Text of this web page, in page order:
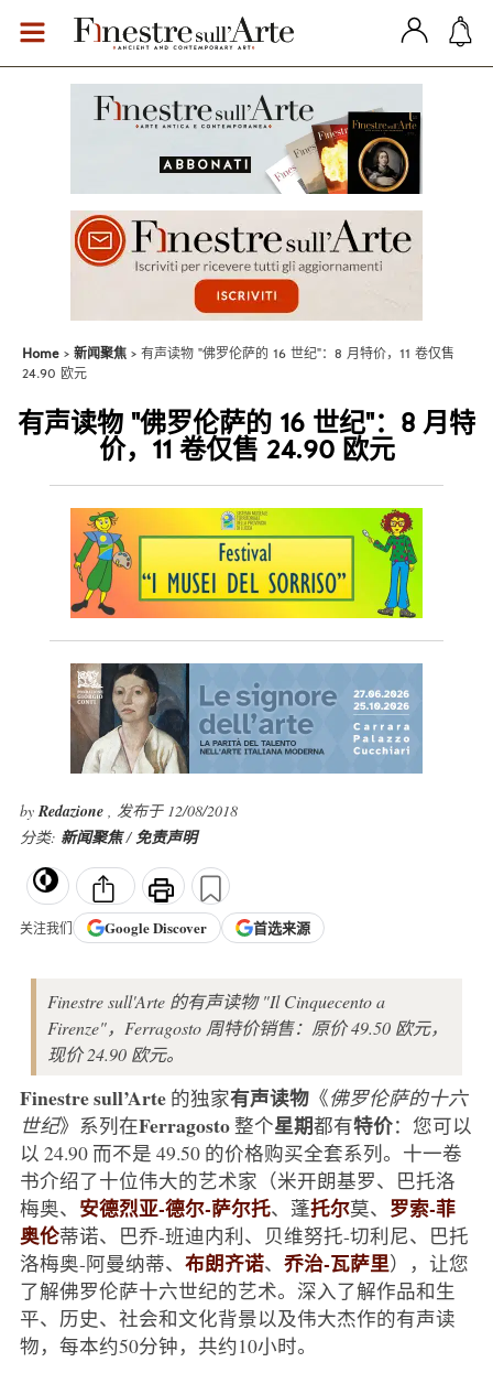
Home 新闻聚焦
有声读物 "佛罗伦萨的 16 世纪"：8 月特价，11 卷仅售
24.90 欧元
有声读物 "佛罗伦萨的 16 世纪"：8 月特
价，11 卷仅售 24.90 欧元
byRedazione , 发布于 12/08/2018
分类: 新闻聚焦/免责声明
关注我们 GoogleDiscover 首选来源
Finestre sull'Arte 的有声读物 "Il Cinquecento a
Firenze"，Ferragosto 周特价销售：原价 49.50 欧元，
现价 24.90 欧元。
Finestre sull’Arte的独家有声读物《佛罗伦萨的十六
世纪》系列在Ferragosto整个星期都有特价：您可以
以 24.90 而不是 49.50 的价格购买全套系列。十一卷
书介绍了十位伟大的艺术家（米开朗基罗、巴托洛
梅奥、 安德烈亚-德尔-萨尔托、蓬托尔莫、 罗索-菲
奥伦蒂诺、巴乔-班迪内利、贝维努托-切利尼、巴托
洛梅奥-阿曼纳蒂、 布朗齐诺、 乔治-瓦萨里），让您
了解佛罗伦萨十六世纪的艺术。深入了解作品和生
平、历史、社会和文化背景以及伟大杰作的有声读
物，每本约50分钟，共约10小时。